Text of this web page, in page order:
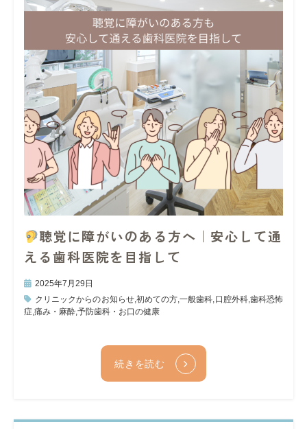
聴覚に障がいのある方へ｜安心して通
える歯科医院を目指して
2025年7月29日
クリニックからのお知らせ,初めての方,一般歯科,口腔外科,歯科恐怖
症,痛み・麻酔,予防歯科・お口の健康
続きを読む